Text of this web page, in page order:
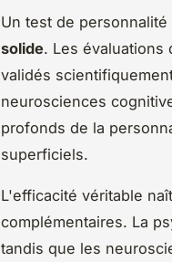
Un test de
solide. Les évaluations
validés
neurosciences
profonds de la
superficiels.
L'efficacité véritable
complémentaires. La
tandis que les